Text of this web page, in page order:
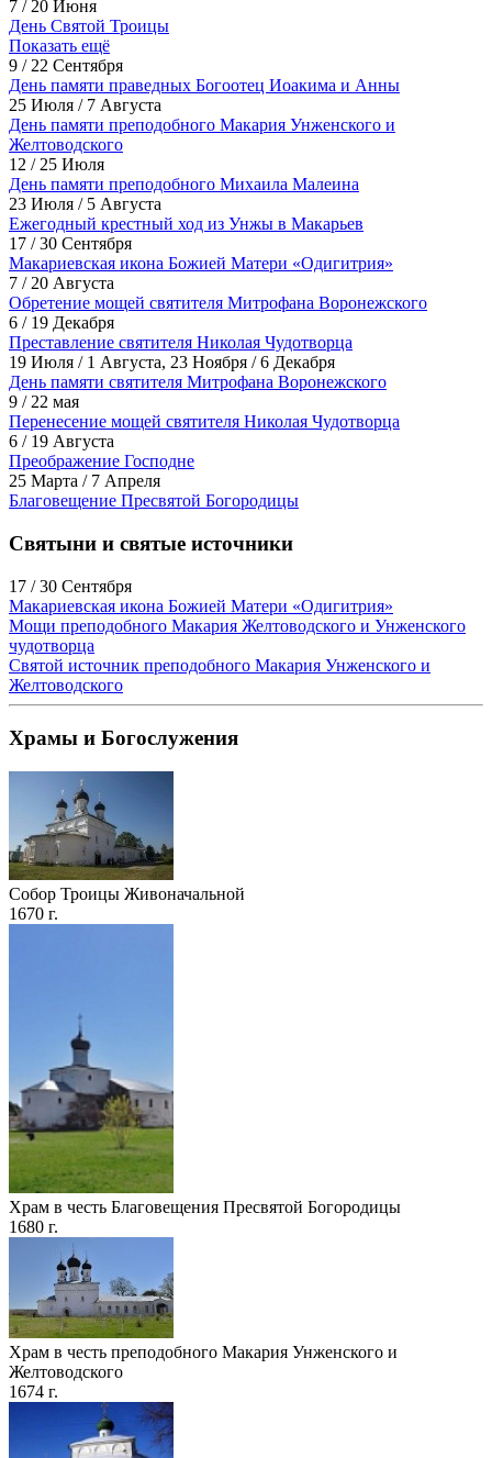
7 / 20 Июня
День Святой Троицы
Показать ещё
9 / 22 Сентября
День памяти праведных Богоотец Иоакима и Анны
25 Июля / 7 Августа
День памяти преподобного Макария Унженского и
Желтоводского
12 / 25 Июля
День памяти преподобного Михаила Малеина
23 Июля / 5 Августа
Ежегодный крестный ход из Унжы в Макарьев
17 / 30 Сентября
Макариевская икона Божией Матери «Одигитрия»
7 / 20 Августа
Обретение мощей святителя Митрофана Воронежского
6 / 19 Декабря
Преставление святителя Николая Чудотворца
19 Июля / 1 Августа, 23 Ноября / 6 Декабря
День памяти святителя Митрофана Воронежского
9 / 22 мая
Перенесение мощей святителя Николая Чудотворца
6 / 19 Августа
Преображение Господне
25 Марта / 7 Апреля
Благовещение Пресвятой Богородицы
Святыни и святые источники
17 / 30 Сентября
Макариевская икона Божией Матери «Одигитрия»
Мощи преподобного Макария Желтоводского и Унженского
чудотворца
Святой источник преподобного Макария Унженского и
Желтоводского
Храмы и Богослужения
Собор Троицы Живоначальной
1670 г.
Храм в честь Благовещения Пресвятой Богородицы
1680 г.
Храм в честь преподобного Макария Унженского и
Желтоводского
1674 г.